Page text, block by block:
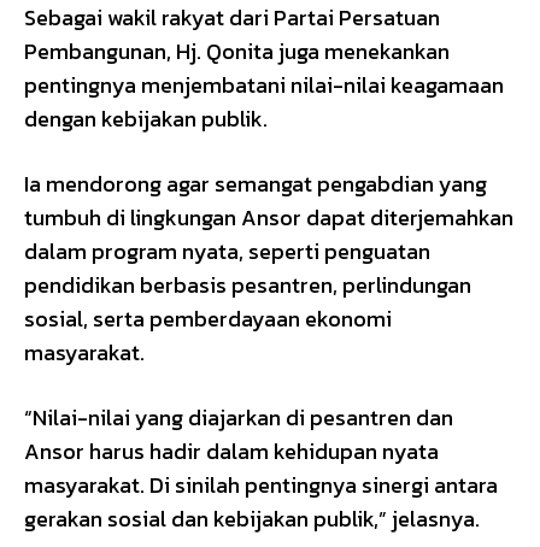
Sebagai wakil rakyat dari Partai Persatuan
Pembangunan, Hj. Qonita juga menekankan
pentingnya menjembatani nilai-nilai keagamaan
dengan kebijakan publik.
Ia mendorong agar semangat pengabdian yang
tumbuh di lingkungan Ansor dapat diterjemahkan
dalam program nyata, seperti penguatan
pendidikan berbasis pesantren, perlindungan
sosial, serta pemberdayaan ekonomi
masyarakat.
“Nilai-nilai yang diajarkan di pesantren dan
Ansor harus hadir dalam kehidupan nyata
masyarakat. Di sinilah pentingnya sinergi antara
gerakan sosial dan kebijakan publik,” jelasnya.